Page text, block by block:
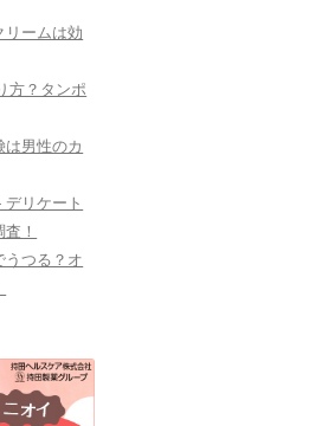
リームは効
方？タンポ
男性のカ
リケート
！
うつる？オ